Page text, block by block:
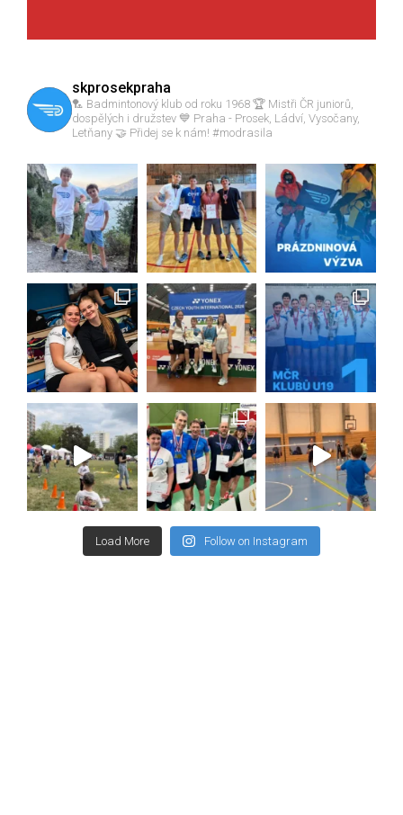
skprosekpraha
🏸 Badmintonový klub od roku 1968 🏆 Mistři ČR juniorů,
dospělých i družstev 💙 Praha - Prosek, Ládví, Vysočany,
Letňany 🤝 Přidej se k nám! #modrasila
Load More Follow on Instagram